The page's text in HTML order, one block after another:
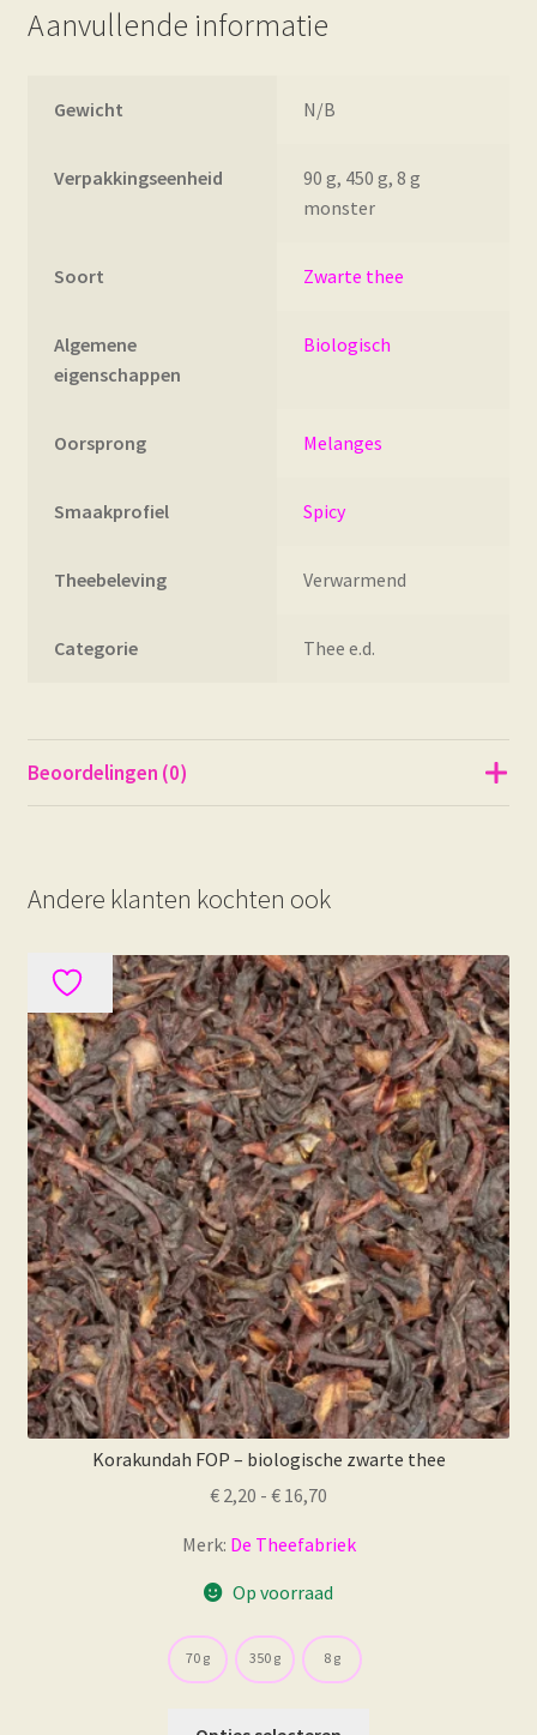
Aanvullende informatie
Gewicht N/B
Verpakkingseenheid
90 g, 450 g, 8 g
monster
Soort Zwarte thee
Algemene
eigenschappen
Biologisch
Oorsprong Melanges
Smaakprofiel Spicy
Theebeleving Verwarmend
Categorie Thee e.d.
Beoordelingen (0)
Andere klanten kochten ook
Korakundah FOP – biologische zwarte thee
€ 2,20 - € 16,70
tot
€ 16,70
Merk: De Theefabriek
Op voorraad
70 g 350 g 8 g